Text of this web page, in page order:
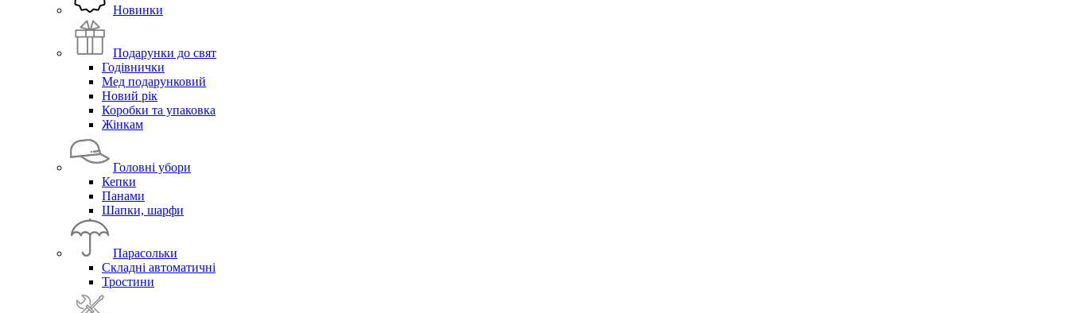
Новинки
Подарунки до свят
Годівнички
Мед подарунковий
Новий рік
Коробки та упаковка
Жінкам
Головні убори
Кепки
Панами
Шапки, шарфи
Парасольки
Складні автоматичні
Тростини